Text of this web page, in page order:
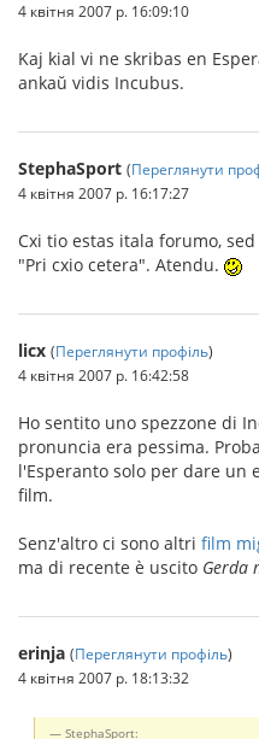
4 квітня 2007 р. 16:09:10
Kaj kial vi ne skribas en
ankaŭ vidis Incubus.
StephaSport (Переглянути
4 квітня 2007 р. 16:17:27
Cxi tio estas itala forumo,
"Pri cxio cetera". Atendu.
licx (Переглянути профіль)
4 квітня 2007 р. 16:42:58
Ho sentito uno spezzone di
pronuncia era pessima.
l'Esperanto solo per dare un
film.
Senz'altro ci sono altri film
ma di recente è uscito Gerda
erinja (Переглянути профіль)
4 квітня 2007 р. 18:13:32
StephaSport: